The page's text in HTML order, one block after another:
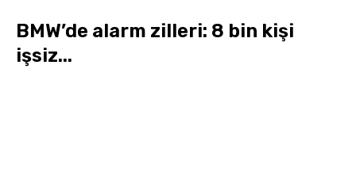
BMW’de alarm zilleri: 8 bin kişi
işsiz...